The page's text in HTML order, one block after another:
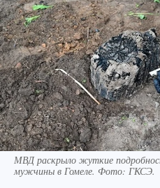
МВД раскрыло жуткие
мужчины в Гомеле. Фото: ГКСЭ.